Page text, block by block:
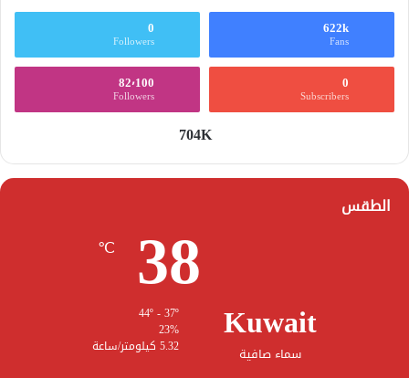
622k
Fans
0
Followers
0
Subscribers
82٬100
Followers
704K
الطقس
Kuwait
سماء صافية
38
℃
23%
5.32 كيلومتر/ساعة